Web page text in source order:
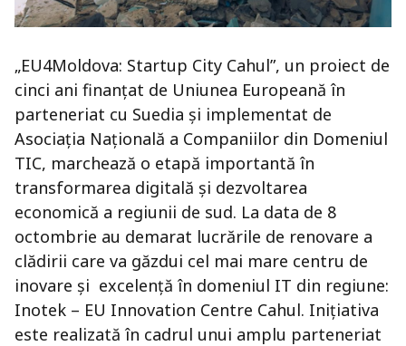
„EU4Moldova: Startup City Cahul”, un proiect de
cinci ani finanțat de Uniunea Europeană în
parteneriat cu Suedia și implementat de
Asociația Națională a Companiilor din Domeniul
TIC, marchează o etapă importantă în
transformarea digitală și dezvoltarea
economică a regiunii de sud. La data de 8
octombrie au demarat lucrările de renovare a
clădirii care va găzdui cel mai mare centru de
inovare și excelență în domeniul IT din regiune:
Inotek – EU Innovation Centre Cahul. Inițiativa
este realizată în cadrul unui amplu parteneriat